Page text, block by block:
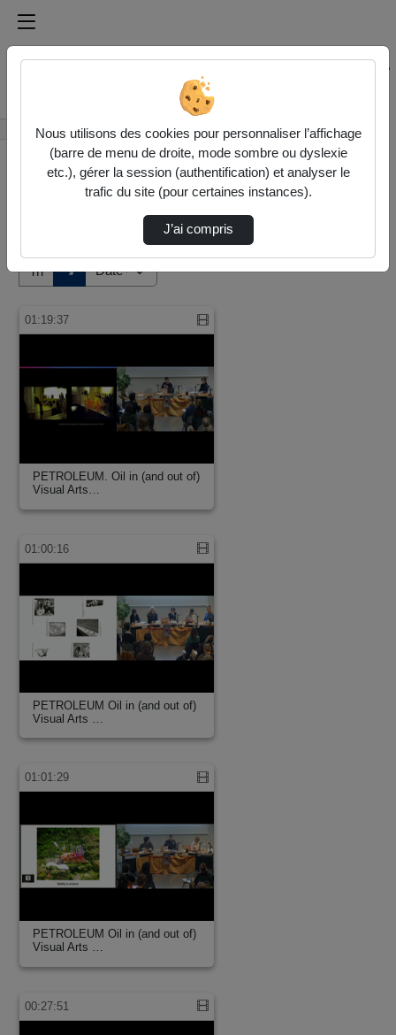
Médiathèque de l'université Paris
Rechercher un média sur Médiathèque de l'université
Accueil Vidéos
Tri ↘
01:19:37
PETROLEUM. Oil in (and out of)
Visual Arts…
01:00:16
PETROLEUM Oil in (and out of)
Visual Arts …
01:01:29
PETROLEUM Oil in (and out of)
Visual Arts …
00:27:51
Nous utilisons des cookies pour personnaliser l’affichage
(barre de menu de droite, mode sombre ou dyslexie
etc.), gérer la session (authentification) et analyser le
trafic du site (pour certaines instances).
J’ai compris